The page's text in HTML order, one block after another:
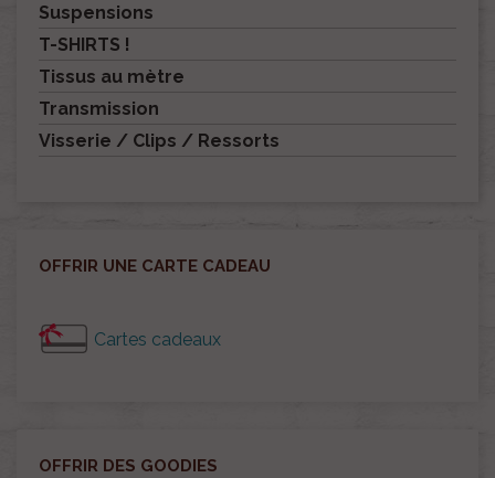
Suspensions
T-SHIRTS !
Tissus au mètre
Transmission
Visserie / Clips / Ressorts
OFFRIR UNE CARTE CADEAU
Cartes cadeaux
OFFRIR DES GOODIES